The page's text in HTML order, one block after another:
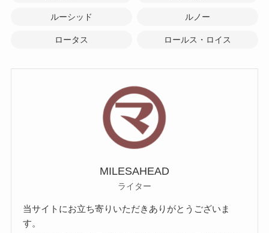
ルーシッド ルノー
ロータス ロールス・ロイス
MILESAHEAD
ライター
当サイトにお立ち寄りいただきありがとうございま
す。